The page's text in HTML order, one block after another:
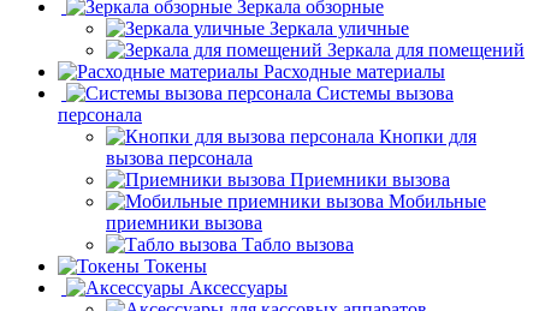
Зеркала обзорные
Зеркала уличные
Зеркала для помещений
Расходные материалы
Системы вызова
персонала
Кнопки для
вызова персонала
Приемники вызова
Мобильные
приемники вызова
Табло вызова
Токены
Аксессуары